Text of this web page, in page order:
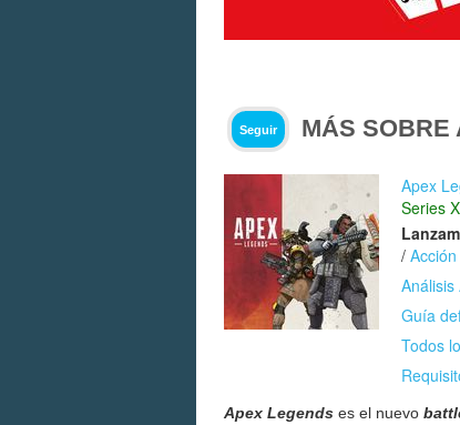
Seguir MÁS SOBRE
Apex
Series X
/ Acción
Análisis
Guía
Todos
Apex Legends es el nuevo